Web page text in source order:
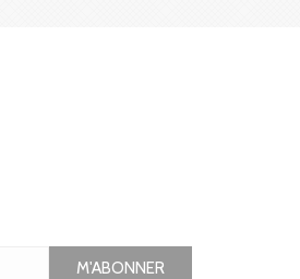
M'ABONNER